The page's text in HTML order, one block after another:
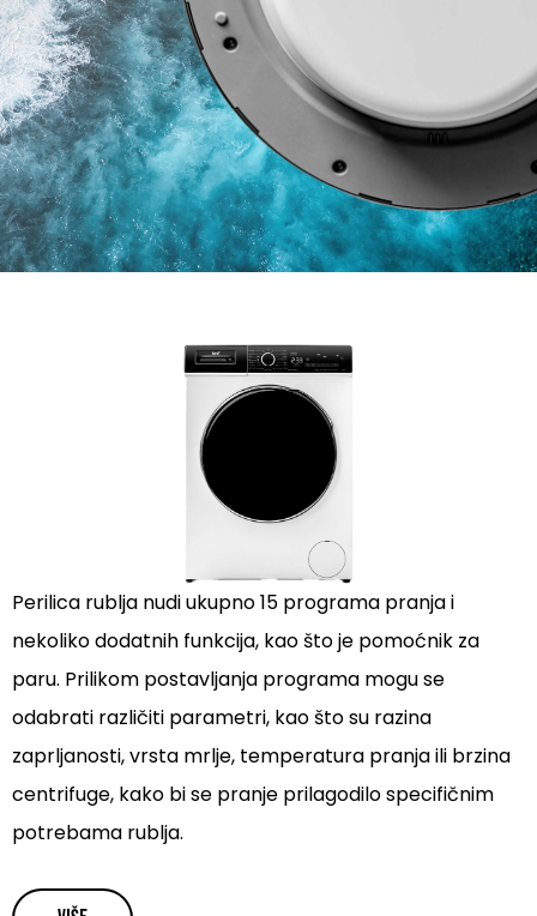
Perilica rublja nudi ukupno 15 programa pranja i
nekoliko dodatnih funkcija, kao što je pomoćnik za
paru. Prilikom postavljanja programa mogu se
odabrati različiti parametri, kao što su razina
zaprljanosti, vrsta mrlje, temperatura pranja ili brzina
centrifuge, kako bi se pranje prilagodilo specifičnim
potrebama rublja.